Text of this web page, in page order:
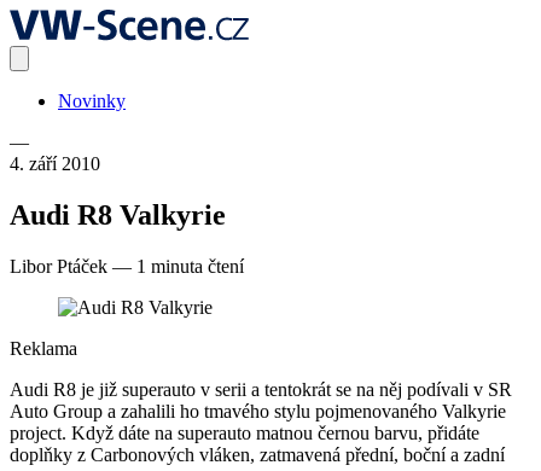
Novinky
—
4. září 2010
Audi R8 Valkyrie
Libor Ptáček — 1 minuta čtení
Reklama
Audi R8 je již superauto v serii a tentokrát se na něj podívali v SR
Auto Group a zahalili ho tmavého stylu pojmenovaného Valkyrie
project. Když dáte na superauto matnou černou barvu, přidáte
doplňky z Carbonových vláken, zatmavená přední, boční a zadní